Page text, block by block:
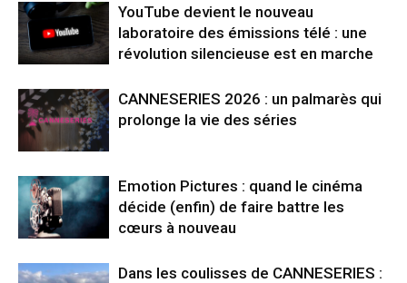
YouTube devient le nouveau
laboratoire des émissions télé : une
révolution silencieuse est en marche
CANNESERIES 2026 : un palmarès qui
prolonge la vie des séries
Emotion Pictures : quand le cinéma
décide (enfin) de faire battre les
cœurs à nouveau
Dans les coulisses de CANNESERIES :